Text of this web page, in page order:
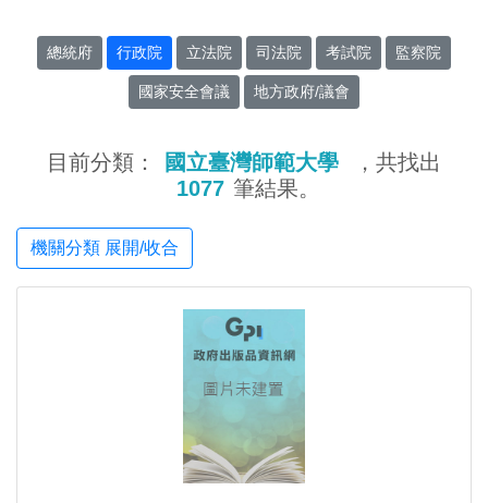
總統府 行政院 立法院 司法院 考試院 監察院
國家安全會議 地方政府/議會
目前分類： 國立臺灣師範大學
，共找出
1077 筆結果。
機關分類 展開/收合